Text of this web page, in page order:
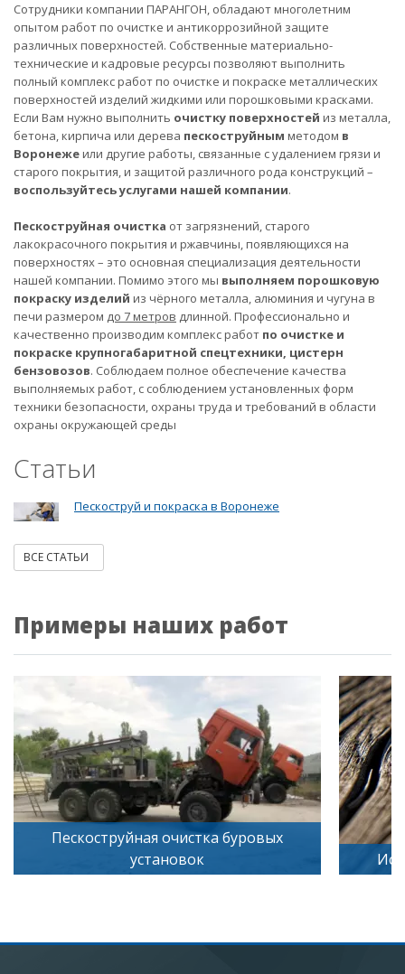
Сотрудники компании ПАРАНГОН, обладают многолетним
опытом работ по очистке и антикоррозийной защите
различных поверхностей. Собственные материально-
технические и кадровые ресурсы позволяют выполнить
полный комплекс работ по очистке и покраске металлических
поверхностей изделий жидкими или порошковыми красками.
Если Вам нужно выполнить очистку поверхностей из металла,
бетона, кирпича или дерева пескоструйным методом в
Воронежеили другие работы, связанные с удалением грязи и
старого покрытия, и защитой различного рода конструкций –
воспользуйтесь услугами нашей компании.
Пескоструйная очистка от загрязнений, старого
лакокрасочного покрытия и ржавчины, появляющихся на
поверхностях – это основная специализация деятельности
нашей компании. Помимо этого мы выполняем порошковую
покраску изделий из чёрного металла, алюминия и чугуна в
печи размером до 7 метров длинной. Профессионально и
качественно производим комплекс работ по очистке и
покраске крупногабаритной спецтехники, цистерн
бензовозов. Соблюдаем полное обеспечение качества
выполняемых работ, с соблюдением установленных форм
техники безопасности, охраны труда и требований в области
охраны окружающей среды
Статьи
Пескоструй и покраска в Воронеже
ВСЕ СТАТЬИ
Примеры наших работ
Пескоструйная очистка буровых
установок